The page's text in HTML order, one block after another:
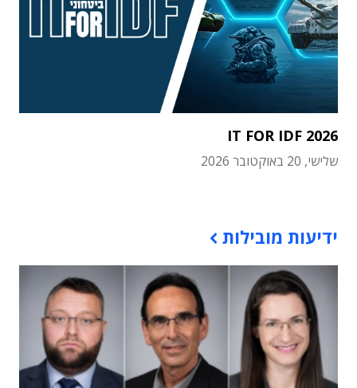
IT FOR IDF 2026
שלישי, 20 באוקטובר 2026
ידיעות מובילות